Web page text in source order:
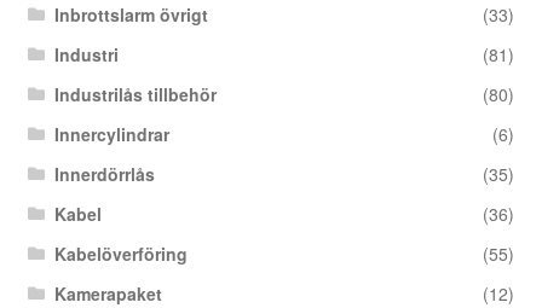
Inbrottslarm övrigt
(33)
Industri
(81)
Industrilås tillbehör
(80)
Innercylindrar
(6)
Innerdörrlås
(35)
Kabel
(36)
Kabelöverföring
(55)
Kamerapaket
(12)